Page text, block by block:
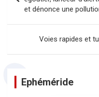
l’article
et dénonce une
Voies rapides et
Ephéméride